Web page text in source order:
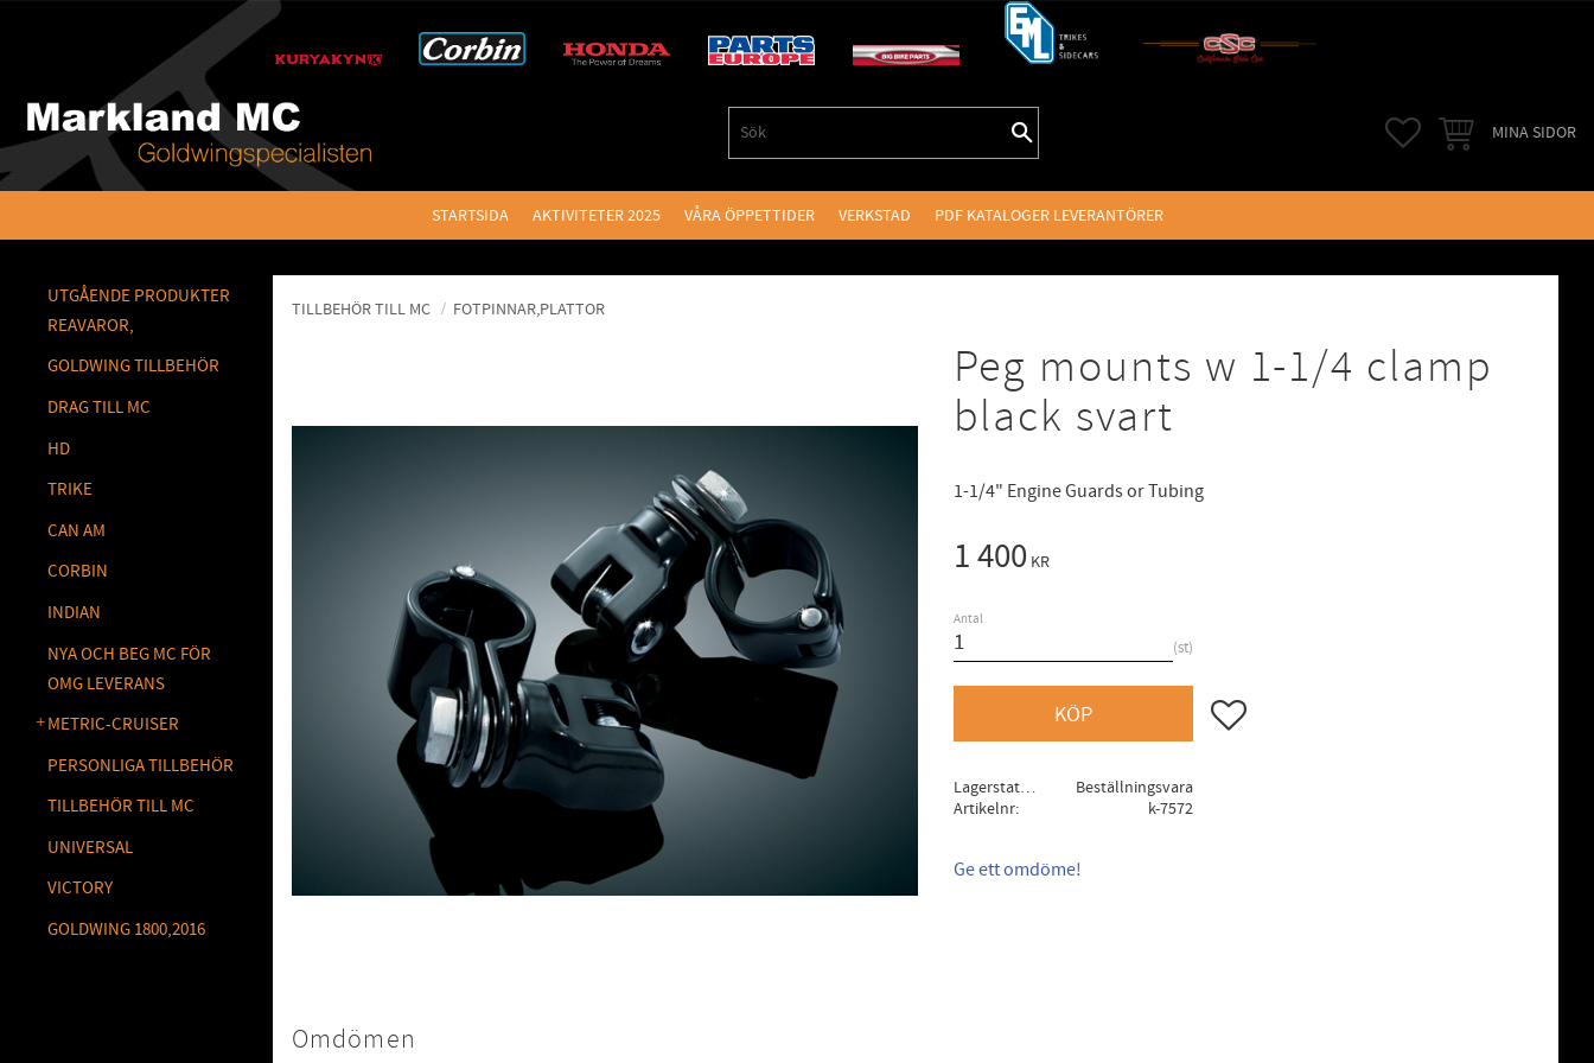
FAVORITER
KUNDVAGNMINA SIDOR
STARTSIDA AKTIVITETER 2025 VÅRA ÖPPETTIDER VERKSTAD PDF KATALOGER LEVERANTÖRER
TILLBEHÖR TILL MC FOTPINNAR,PLATTOR
Peg mounts w 1-1/4 clamp
black svart
1-1/4" Engine Guards or Tubing
1 400KR
Antal
st
KÖP Lägg till i favoriter
Lagerstatus
Beställningsvara
Artikelnr
k-7572
Ge ett omdöme!
Omdömen
UTGÅENDE PRODUKTER
REAVAROR,
GOLDWING TILLBEHÖR
DRAG TILL MC
HD
TRIKE
CAN AM
CORBIN
INDIAN
NYA OCH BEG MC FÖR
OMG LEVERANS
METRIC-CRUISER
PERSONLIGA TILLBEHÖR
TILLBEHÖR TILL MC
UNIVERSAL
VICTORY
GOLDWING 1800,2016